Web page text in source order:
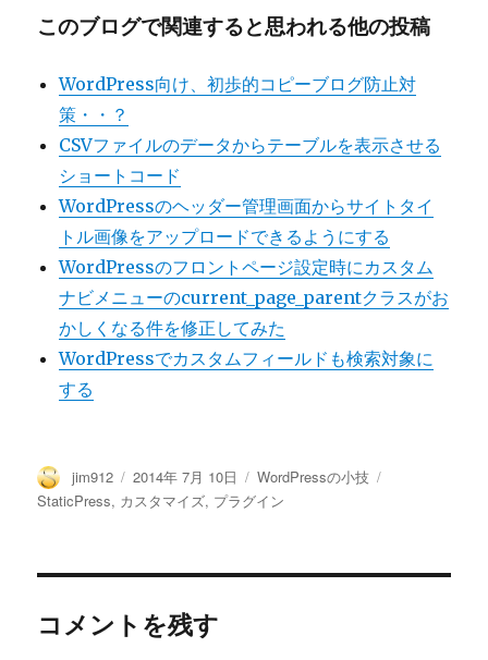
このブログで関連すると思われる他の投稿
WordPress向け、初歩的コピーブログ防止対
策・・？
CSVファイルのデータからテーブルを表示させる
ショートコード
WordPressのヘッダー管理画面からサイトタイ
トル画像をアップロードできるようにする
WordPressのフロントページ設定時にカスタム
ナビメニューのcurrent_page_parentクラスがお
かしくなる件を修正してみた
WordPressでカスタムフィールドも検索対象に
する
投
稿
jim912
投
稿
2014年 7月 10日
カ
テ
WordPressの小技
StaticPress, カスタマイズ, プラグイン
コメントを残す